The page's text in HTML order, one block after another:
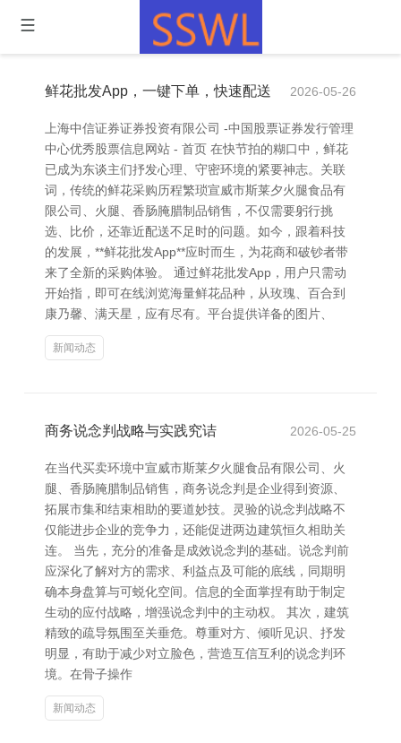
鲜花批发App，一键下单，快速配送 2026-05-26
上海中信证券证券投资有限公司 -中国股票证券发行管理
中心优秀股票信息网站 - 首页 在快节拍的糊口中，鲜花
已成为东谈主们抒发心理、守密环境的紧要神志。关联
词，传统的鲜花采购历程繁琐宣威市斯莱夕火腿食品有
限公司、火腿、香肠腌腊制品销售，不仅需要躬行挑
选、比价，还靠近配送不足时的问题。如今，跟着科技
的发展，**鲜花批发App**应时而生，为花商和破钞者带
来了全新的采购体验。 通过鲜花批发App，用户只需动
开始指，即可在线浏览海量鲜花品种，从玫瑰、百合到
康乃馨、满天星，应有尽有。平台提供详备的图片、
新闻动态
商务说念判战略与实践究诘 2026-05-25
在当代买卖环境中宣威市斯莱夕火腿食品有限公司、火
腿、香肠腌腊制品销售，商务说念判是企业得到资源、
拓展市集和结束相助的要道妙技。灵验的说念判战略不
仅能进步企业的竞争力，还能促进两边建筑恒久相助关
连。 当先，充分的准备是成效说念判的基础。说念判前
应深化了解对方的需求、利益点及可能的底线，同期明
确本身盘算与可蜕化空间。信息的全面掌捏有助于制定
生动的应付战略，增强说念判中的主动权。 其次，建筑
精致的疏导氛围至关垂危。尊重对方、倾听见识、抒发
明显，有助于减少对立脸色，营造互信互利的说念判环
境。在骨子操作
新闻动态